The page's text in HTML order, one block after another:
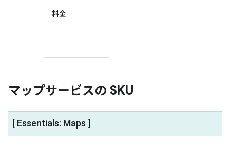
料金
マップサービスの SKU
[ Essentials: Maps ]